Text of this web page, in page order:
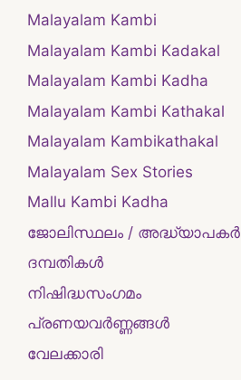
Malayalam Kambi
Malayalam Kambi Kadakal
Malayalam Kambi Kadha
Malayalam Kambi Kathakal
Malayalam Kambikathakal
Malayalam Sex Stories
Mallu Kambi Kadha
ജോലിസ്ഥലം / അദ്ധ്യാപകർ
ദമ്പതികള്‍
നിഷിദ്ധസംഗമം
പ്രണയവർണ്ണങ്ങൾ
വേലക്കാരി